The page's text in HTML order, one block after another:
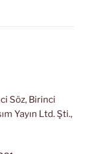
Söz, Birinci
Yayın Ltd. Şti.,